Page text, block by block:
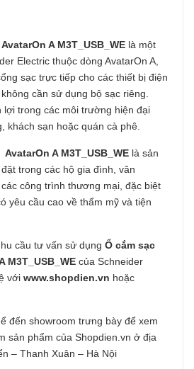
A M3T_USB_WE là một
Electric thuộc dòng AvatarOn A,
sạc trực tiếp cho các thiết bị điện
cần sử dụng bộ sạc riêng.
lợi trong các môi trường hiện đại
khách sạn hoặc quán cà phê.
A M3T_USB_WE là sản
trong các hộ gia đình, văn
công trình thương mại, đặc biệt
yêu cầu cao về thẩm mỹ và tiện
cầu tư vấn sử dụng Ổ cắm sạc
M3T_USB_WE của Schneider
với www.shopdien.vn hoặc
đến showroom trưng bày để xem
sản phẩm của Shopdien.vn ở địa
– Thanh Xuân – Hà Nội